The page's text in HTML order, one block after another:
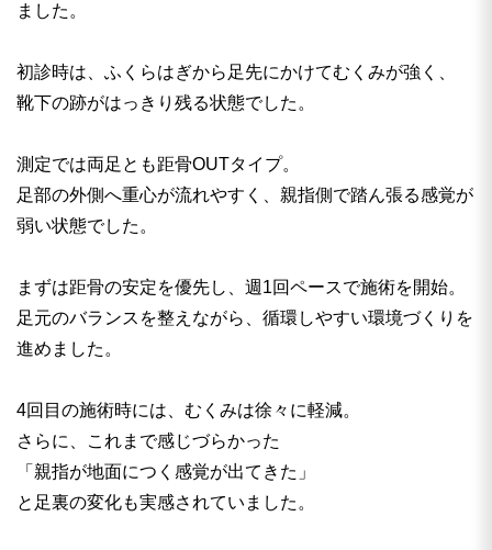
ました。
初診時は、ふくらはぎから足先にかけてむくみが強く、
靴下の跡がはっきり残る状態でした。
測定では両足とも距骨OUTタイプ。
足部の外側へ重心が流れやすく、親指側で踏ん張る感覚が
弱い状態でした。
まずは距骨の安定を優先し、週1回ペースで施術を開始。
足元のバランスを整えながら、循環しやすい環境づくりを
進めました。
4回目の施術時には、むくみは徐々に軽減。
さらに、これまで感じづらかった
「親指が地面につく感覚が出てきた」
と足裏の変化も実感されていました。